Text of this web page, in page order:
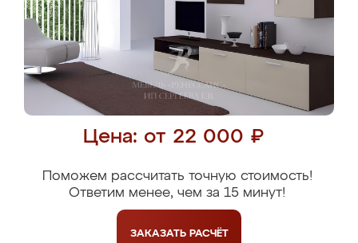
Цена: от 22 000 ₽
Поможем рассчитать точную стоимость!
Ответим менее, чем за 15 минут!
ЗАКАЗАТЬ РАСЧЁТ